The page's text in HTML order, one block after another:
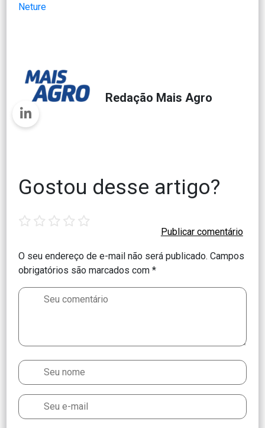
Neture
Redação Mais Agro
Gostou desse artigo?
O seu endereço de e-mail não será publicado. Campos
obrigatórios são marcados com*
star stars stars stars stars